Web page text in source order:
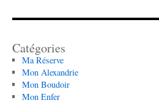
Catégories
Ma Réserve
Mon Alexandrie
Mon Boudoir
Mon Enfer